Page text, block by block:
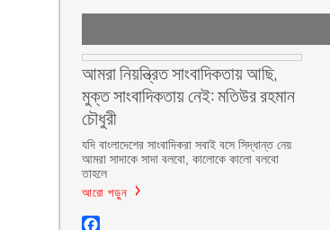
আমরা নিয়ন্ত্রিত সাংবাদিকতায় আছি,
মুক্ত সাংবাদিকতায় নেই: মতিউর রহমান
চৌধুরী
যদি বাংলাদেশের সাংবাদিকরা সবাই বসে সিদ্ধান্ত নেয়
আমরা সাদাকে সাদা বলবো, কালোকে কালো বলবো
তাহলে
আরো পড়ুন